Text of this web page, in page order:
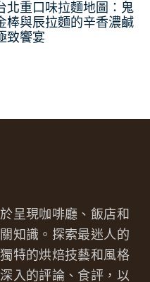
北重口味拉麵地圖：鬼
棒與辰拉麵的辛香濃鹹
致饗宴
呈現咖啡廳、飯店和
知識。探索最迷人的
特的烘焙技藝和風格
入的評論、食評，以